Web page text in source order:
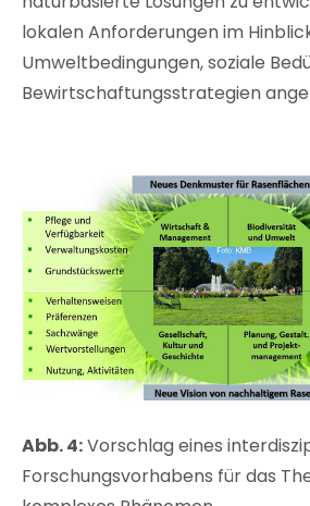
lokalen Anforderungen im
Umweltbedingungen, soziale
Bewirtschaftungsstrategien
Abb. 4:Vorschlag eines
Forschungsvorhabens für das